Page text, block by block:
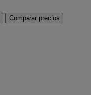
Comparar precios